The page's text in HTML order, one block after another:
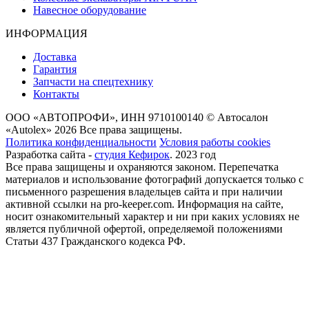
Навесное оборудование
ИНФОРМАЦИЯ
Доставка
Гарантия
Запчасти на спецтехнику
Контакты
ООО «АВТОПРОФИ», ИНН 9710100140 © Автосалон
«Autolex» 2026 Все права защищены.
Политика конфиденциальности Условия работы cookies
Разработка сайта - студия Кефирок. 2023 год
Все права защищены и охраняются законом. Перепечатка
материалов и использование фотографий допускается только с
письменного разрешения владельцев сайта и при наличии
активной ссылки на pro-keeper.com. Информация на сайте,
носит ознакомительный характер и ни при каких условиях не
является публичной офертой, определяемой положениями
Статьи 437 Гражданского кодекса РФ.